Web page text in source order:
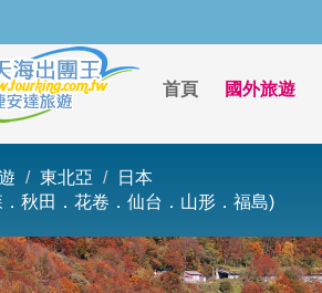
首頁 國外旅遊
東北亞
日本
秋田．花卷．仙台．山形．福島)